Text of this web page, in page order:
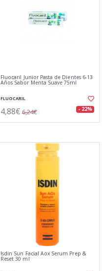
Fluocaril Junior Pasta de Dientes 6-13
Años Sabor Menta Suave 75ml
FLUOCARIL
4,88€ 6,24€ - 22%
Isdin Sun Facial Aox Serum Prep &
Reset 30 ml